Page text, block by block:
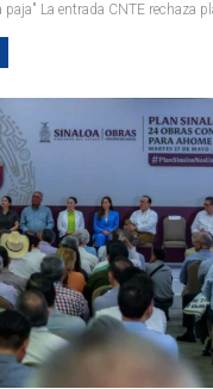
paja" La entrada CNTE rechaza